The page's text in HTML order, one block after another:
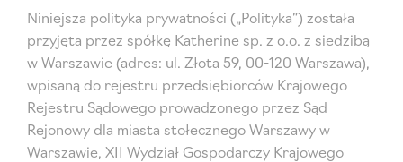
Niniejsza polityka prywatności („Polityka”) została
przyjęta przez spółkę Katherine sp. z o.o. z siedzibą
w Warszawie (adres: ul. Złota 59, 00-120 Warszawa),
wpisaną do rejestru przedsiębiorców Krajowego
Rejestru Sądowego prowadzonego przez Sąd
Rejonowy dla miasta stołecznego Warszawy w
Warszawie, XII Wydział Gospodarczy Krajowego